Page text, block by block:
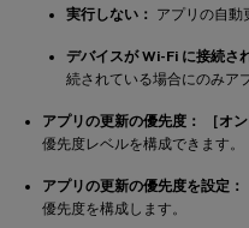
実行しない： アプリの自動
デバイスが Wi-Fi に接続さ
続されている場合にのみア
アプリの更新の優先度： ［オン
優先度レベルを構成できます。
アプリの更新の優先度を設定：
優先度を構成します。